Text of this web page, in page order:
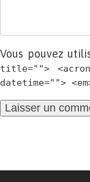
Vous pouvez
title="">
datetime="">